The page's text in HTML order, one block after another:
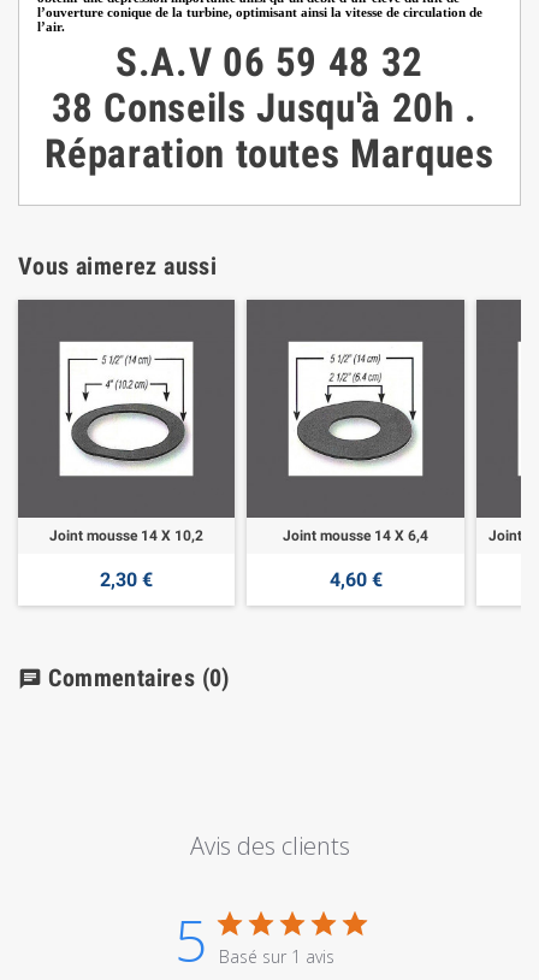
l’ouverture conique de la turbine, optimisant ainsi la vitesse de circulation de
l’air.
S.A.V 06 59 48 32
38 ConseilsJusqu'à 20h .
Réparation toutes Marques
Vous aimerez aussi
Joint mousse 14 X 10,2
2,30 €
Joint mousse 14 X 6,4
4,60 €
Joint
chat Commentaires (0)
Avis des clients
5 Basé sur 1 avis